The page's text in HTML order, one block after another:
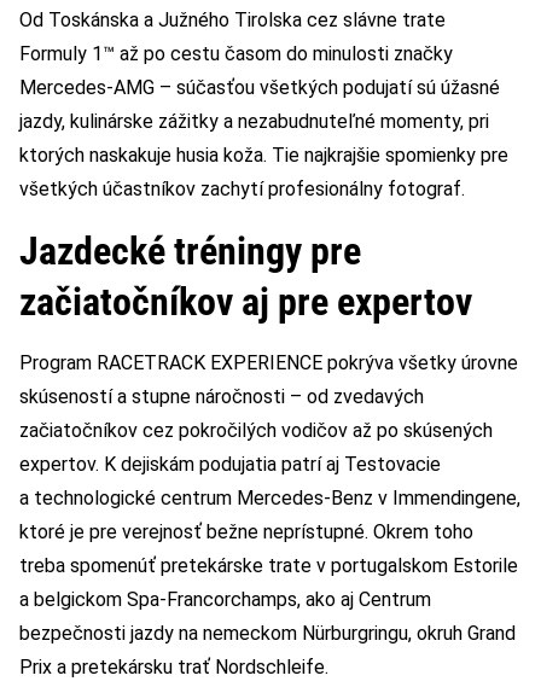
Od Toskánska a Južného Tirolska cez slávne trate
Formuly 1™ až po cestu časom do minulosti značky
Mercedes-AMG – súčasťou všetkých podujatí sú úžasné
jazdy, kulinárske zážitky a nezabudnuteľné momenty, pri
ktorých naskakuje husia koža. Tie najkrajšie spomienky pre
všetkých účastníkov zachytí profesionálny fotograf.
Jazdecké tréningy pre
začiatočníkov aj pre expertov
Program RACETRACK EXPERIENCE pokrýva všetky úrovne
skúseností a stupne náročnosti – od zvedavých
začiatočníkov cez pokročilých vodičov až po skúsených
expertov. K dejiskám podujatia patrí aj Testovacie
a technologické centrum Mercedes-Benz v Immendingene,
ktoré je pre verejnosť bežne neprístupné. Okrem toho
treba spomenúť pretekárske trate v portugalskom Estorile
a belgickom Spa-Francorchamps, ako aj Centrum
bezpečnosti jazdy na nemeckom Nürburgringu, okruh Grand
Prix a pretekársku trať Nordschleife.